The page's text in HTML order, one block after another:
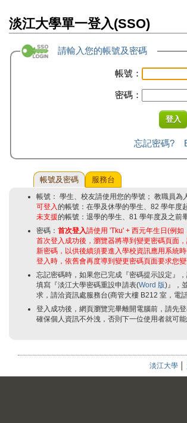
淡江大學單一登入(SSO)
請輸入您的帳號及密碼
帳號：
密碼：
忘記密碼?
帳號及密碼 服務台
帳號： 學生、校友請使用您的學號； 教職員為
可登入 的帳號：在學及休學的學生、82 學年度
未支援的帳號：退學的學生、81 學年度及之前
密碼： 首次登入 請使用 'Tku' + 西元年生日(例
首次登入成功後，瀏覽器將導到變更密碼頁面
新密碼，以供後續須要進入學校資訊應用系統
登入時，依舊會再度導到變更密碼頁面要求您變
忘記密碼時，如果您已完成『密碼提示設定』
填寫『淡江大學密碼重設申請表(Word 版)』，
求，請洽資訊處服務台(商管大樓 B212 室，電
登入成功後，網頁瀏覽完畢離開電腦前，請先
確保個人資訊不外洩，否則下一位使用者就可
淡江大學